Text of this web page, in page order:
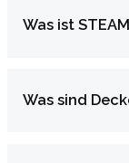
Was ist
Was sind